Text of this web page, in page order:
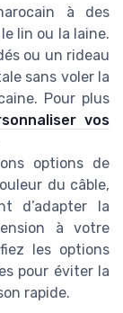
à des
lin ou la laine.
ou un rideau
sans voler la
Pour plus
vos
options de
du câble,
d’adapter la
à votre
les options
pour éviter la
rapide.